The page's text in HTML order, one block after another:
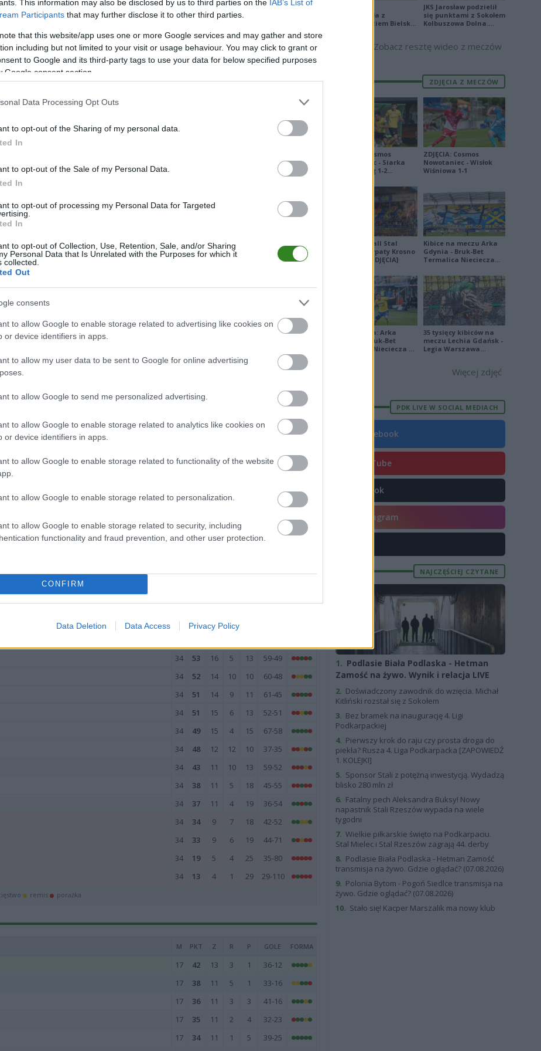
This information may also be disclosed by us to third parties on the IAB’s List of
Participants that may further disclose it to other third parties.
that this website/app uses one or more Google services and may gather and store
including but not limited to your visit or usage behaviour. You may click to grant or
to Google and its third-party tags to use your data for below specified purposes
Google consent section.
Data Processing Opt Outs
to opt-out of the Sharing of my personal data.
In
to opt-out of the Sale of my Personal Data.
In
to opt-out of processing my Personal Data for Targeted
In
to opt-out of Collection, Use, Retention, Sale, and/or Sharing
Personal Data that Is Unrelated with the Purposes for which it
collected.
Out
consents
to allow Google to enable storage related to advertising like cookies on
or device identifiers in apps.
to allow my user data to be sent to Google for online advertising
to allow Google to send me personalized advertising.
to allow Google to enable storage related to analytics like cookies on
or device identifiers in apps.
to allow Google to enable storage related to functionality of the website
to allow Google to enable storage related to personalization.
to allow Google to enable storage related to security, including
functionality and fraud prevention, and other user protection.
CONFIRM
Data Deletion Data Access Privacy Policy
→
3remisy (50%) Podlasie Biała Podlaska
1
2
1
1
1
34 72 21 9 4 65-31
34 58 4
34 53 16 5 13 59-49
34 52 14 10 10 60-48
34 51 14 9 11 61-45
34 51 15 6 13 52-51
34 49 15 4 15 67-58
34 48 12 12 10 37-35
34 43 11 10 13 59-52
34 38 11 5 18 45-55
34 37 11 4 19 36-54
34 34 9 7 18 42-52
34 33 9 6 19 44-71
34 19 5 4 25 35-80
34 13 4 1 29 29-110
remis porażka
M PKT Z R P GOLE FORMA
17 42 13 3 1 36-12
17 38 11 5 1 33-16
17 36 11 3 3 41-16
17 35 11 2 4 32-23
17 34 11 1 5 39-25
zremisowała z
Podbeskidziem Bielsko-
JKS Jarosław podzielił
się punktami z Sokołem
Kolbuszowa Dolna.
Zobacz resztę wideo z meczów
ZDJĘCIA Z MECZÓW
ZDJĘCIA: Cosmos
Nowotaniec - Siarka
Tarnobrzeg 1-2
ZDJĘCIA: Cosmos
Nowotaniec - Wisłok
Wiśniowa 1-1
Derby Ekoball Stal
Sanok - Karpaty Krosno
na remis [ZDJĘCIA]
Kibice na meczu Arka
Gdynia - Bruk-Bet
Termalica Nieciecza
Ekstraklasa: Arka
Gdynia - Bruk-Bet
Termalica Nieciecza 2-
35 tysięcy kibiców na
meczu Lechia Gdańsk -
Legia Warszawa
Więcej zdjęć
PDK LIVE W SOCIAL MEDIACH
Facebook
YouTube
TikTok
Instagram
NAJCZĘŚCIEJ CZYTANE
1. Podlasie Biała Podlaska - Hetman
Zamość na żywo. Wynik i relacja LIVE
2. Doświadczony zawodnik do wzięcia. Michał
Kitliński rozstał się z Sokołem
3. Bez bramek na inaugurację 4. Ligi
Podkarpackiej
4. Pierwszy krok do raju czy prosta droga do
piekła? Rusza 4. Liga Podkarpacka [ZAPOWIEDŹ
1. KOLEJKI]
5. Sponsor Stali z potężną inwestycją. Wydadzą
blisko 280 mln zł
6. Fatalny pech Aleksandra Buksy! Nowy
napastnik Stali Rzeszów wypada na wiele
tygodni
7. Wielkie piłkarskie święto na Podkarpaciu.
Stal Mielec i Stal Rzeszów zagrają 44. derby
8. Podlasie Biała Podlaska - Hetman Zamość
transmisja na żywo. Gdzie oglądać? (07.08.2026)
9. Polonia Bytom - Pogoń Siedlce transmisja na
żywo. Gdzie oglądać? (07.08.2026)
10. Stało się! Kacper Marszalik ma nowy klub